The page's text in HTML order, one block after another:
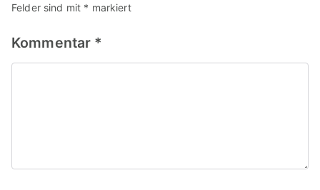
Felder sind mit * markiert
Kommentar *